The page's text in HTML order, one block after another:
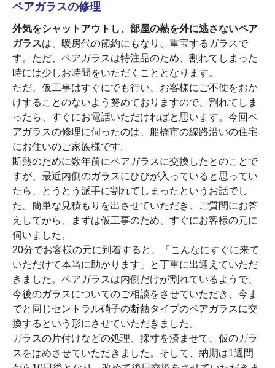
ペアガラスの修理
外気をシャットアウトし、部屋の熱を外に逃さないペア
ガラスは、暖房代の節約にもなり、重宝するガラスで
す。ただ、ペアガラスは特注品のため、割れてしまった
時には少しお時間をいただくこととなります。
ただ、仮工事はすぐにでも行い、お客様にご不便をおか
けすることのないよう努めておりますので、割れてしま
ったら、すぐにお電話いただければと思います。今回ペ
アガラスの修理に伺ったのは、船橋市の線路沿いの住宅
にお住いのご家族様です。
断熱のために数年前にペアガラスに交換したとのことで
すが、最近内側のガラスにひびが入っていると思ってい
たら、とうとう派手に割れてしまったというお話でし
た。簡単な見積もりを出させていただき、ご質問にお答
えしてから、まずは仮工事のため、すぐにお客様の元に
伺いました。
20分でお客様の元に到着すると、「こんなにすぐに来て
いただけて本当に助かります」と丁重に出迎えていただ
きました。ペアガラスは内側だけが割れているようで、
今後のガラスについてのご相談をさせていただき、今ま
でと同じセントラル硝子の断熱タイプのペアガラスに交
換するという形にさせていただきました。
ガラスの片付けなどの処理、採寸を済ませて、仮のガラ
スをはめさせていただきました。そして、納期は1週間